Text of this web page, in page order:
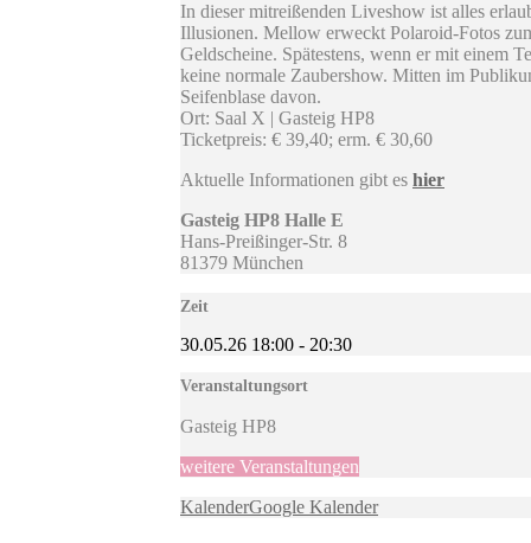
In dieser mitreißenden Liveshow ist alles
Illusionen. Mellow erweckt Polaroid-Fotos
Geldscheine. Spätestens, wenn er mit einem
keine normale Zaubershow. Mitten im
Seifenblase davon.
Ort: Saal X | Gasteig HP8
Ticketpreis: € 39,40; erm. € 30,60
Aktuelle Informationen gibt es hier
Gasteig HP8 Halle E
Hans-Preißinger-Str. 8
81379 München
Zeit
30.05.26 18:00 - 20:30
Veranstaltungsort
Gasteig HP8
weitere Veranstaltungen
KalenderGoogle Kalender